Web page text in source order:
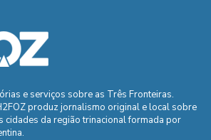
e serviços sobre as Três Fronteiras.
produz jornalismo original e local sobre
cidades da região trinacional formada por